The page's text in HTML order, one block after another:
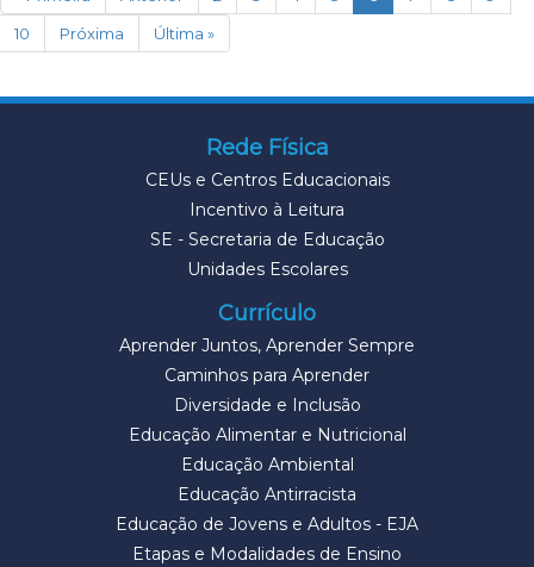
10
Próxima Última »
Rede Física
CEUs e Centros Educacionais
Incentivo à Leitura
SE - Secretaria de Educação
Unidades Escolares
Currículo
Aprender Juntos, Aprender Sempre
Caminhos para Aprender
Diversidade e Inclusão
Educação Alimentar e Nutricional
Educação Ambiental
Educação Antirracista
Educação de Jovens e Adultos - EJA
Etapas e Modalidades de Ensino